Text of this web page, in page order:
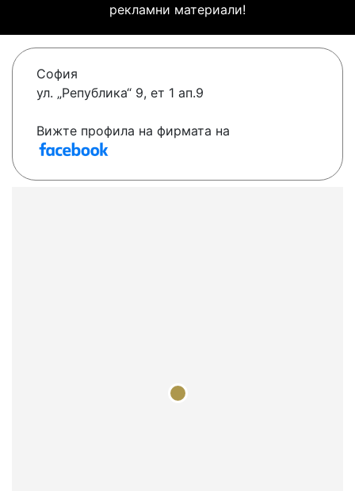
рекламни материали!
София
ул. „Република“ 9, ет 1 ап.9
Вижте профила на фирмата на